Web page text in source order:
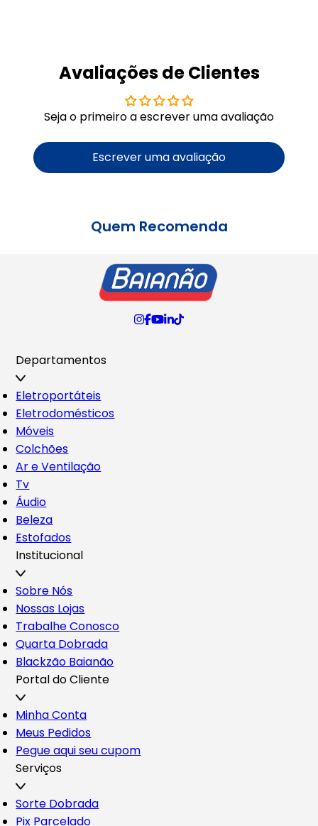
Avaliações de Clientes
Seja o primeiro a escrever uma avaliação
Escrever uma avaliação
Quem Recomenda
Departamentos
Eletroportáteis
Eletrodomésticos
Móveis
Colchões
Ar e Ventilação
Tv
Áudio
Beleza
Estofados
Institucional
Sobre Nós
Nossas Lojas
Trabalhe Conosco
Quarta Dobrada
Blackzão Baianão
Portal do Cliente
Minha Conta
Meus Pedidos
Pegue aqui seu cupom
Serviços
Sorte Dobrada
Pix Parcelado